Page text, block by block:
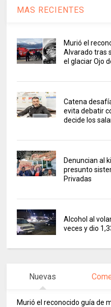
MAS RECIENTES
Murió el
Alvarado tras
el glaciar Ojo
Catena
evita debatir
decide los
Denuncian al
presunto
Privadas
Alcohol al
veces y dio
Nuevas
Murió el reconocido guía de